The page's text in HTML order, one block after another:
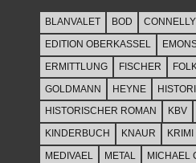
BLANVALET BOD CONNELLY
EDITION OBERKASSEL
ERMITTLUNG
FISCHER
GOLDMANN
HEYNE
HISTORISCHER ROMAN
KBV
KINDERBUCH
KNAUR KRIMI
MEDIVAEL
METAL
MICHAEL